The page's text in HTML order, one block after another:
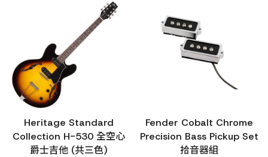
Heritage Standard
Collection H-530 全空心
爵士吉他 (共三色)
Fender Cobalt Chrome
Precision Bass Pickup Set
拾音器組